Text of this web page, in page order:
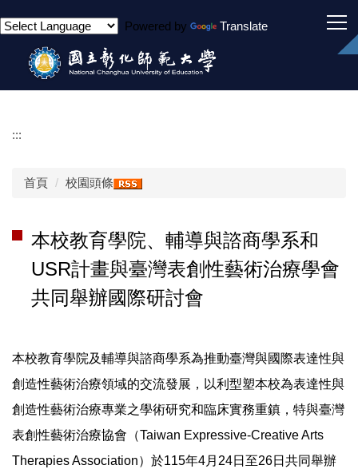
到
Powered by Translate
:::
首頁 校園頭條
本校教育學院、輔導與諮商學系和
USR計畫與臺灣表創性藝術治療學會
共同舉辦國際研討會
本校教育學院及輔導與諮商學系為推動臺灣與國際表達性與
創造性藝術治療領域的交流發展，以利型塑本校為表達性與
創造性藝術治療專業之學術研究和臨床實務重鎮，特與臺灣
表創性藝術治療協會（Taiwan Expressive-Creative Arts
Therapies Association）於115年4月24日至26日共同舉辦